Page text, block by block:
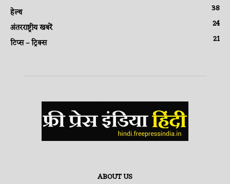
हेल्थ
38
अंतरराष्ट्रीय खबरें
24
टिप्स – ट्रिक्स
21
ABOUT US